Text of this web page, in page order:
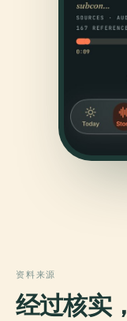
资料来源
经过核实，